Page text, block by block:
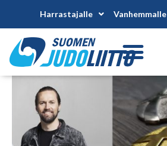
Harrastajalle Vanhemmalle